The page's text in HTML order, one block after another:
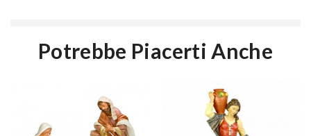
Potrebbe Piacerti Anche